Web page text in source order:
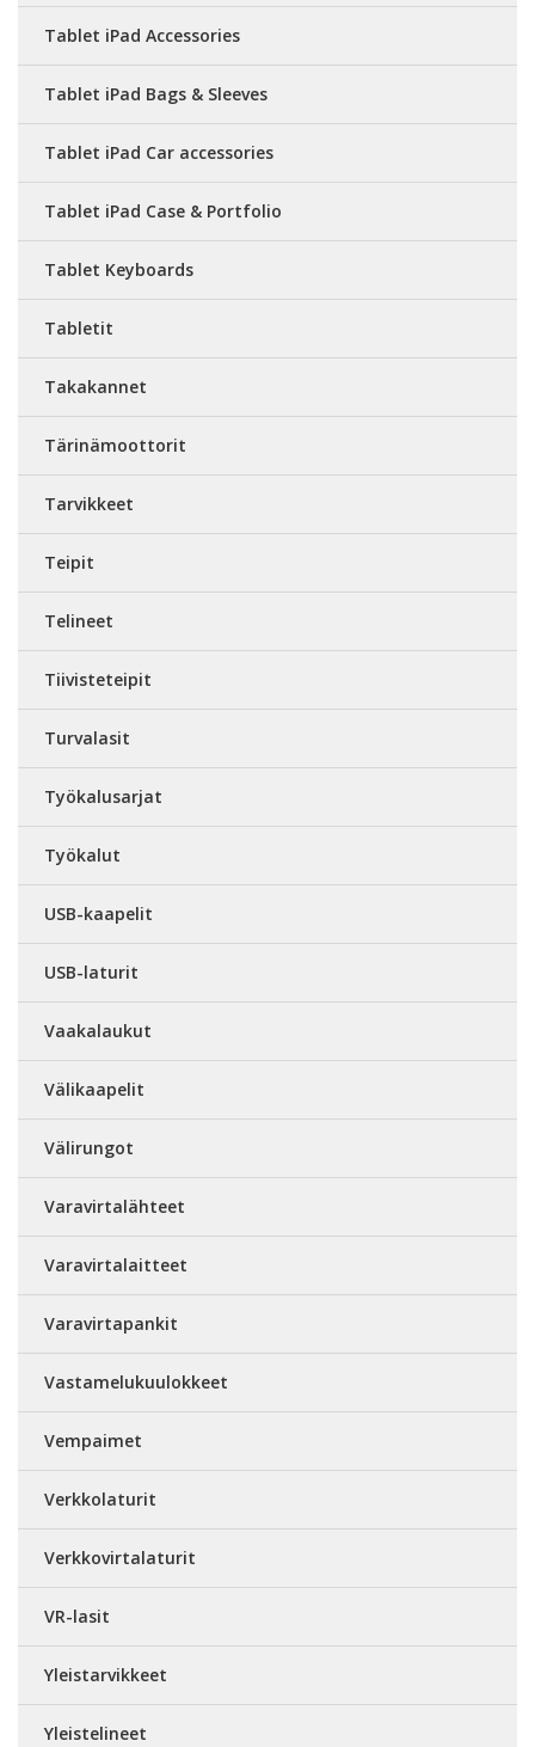
Tablet iPad Accessories
Tablet iPad Bags & Sleeves
Tablet iPad Car accessories
Tablet iPad Case & Portfolio
Tablet Keyboards
Tabletit
Takakannet
Tärinämoottorit
Tarvikkeet
Teipit
Telineet
Tiivisteteipit
Turvalasit
Työkalusarjat
Työkalut
USB-kaapelit
USB-laturit
Vaakalaukut
Välikaapelit
Välirungot
Varavirtalähteet
Varavirtalaitteet
Varavirtapankit
Vastamelukuulokkeet
Vempaimet
Verkkolaturit
Verkkovirtalaturit
VR-lasit
Yleistarvikkeet
Yleistelineet